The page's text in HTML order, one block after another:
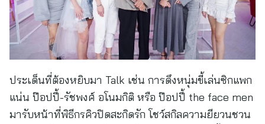
ประเด็นที่ต้องหยิบมา Talk เช่น การดึงหนุ่มขี้เล่นซิกแพก
แน่น ป๊อปปี้-รัชพงศ์ อโนมกิติ หรือ ป๊อปปี้ the face men
มารับหน้าที่พิธีกรคิวปิดสะกิดรัก โชว์สกิลความยียวนชวน